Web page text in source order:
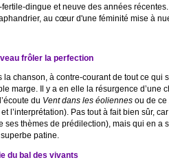
dingue et neuve des années récentes.
au cœur d'une féminité mise à
frôler la perfection
chanson, à contre-courant de tout ce qui
marge. Il y a en elle la résurgence d’une
du Vent dans les éoliennesou de ce
l’interprétation). Pas tout à fait bien sûr,
ses thèmes de prédilection), mais qui en a
patine.
du bal des vivants